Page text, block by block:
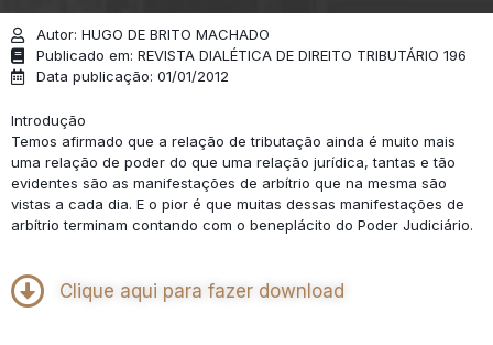
Autor: HUGO DE BRITO MACHADO
Publicado em: REVISTA DIALÉTICA DE DIREITO TRIBUTÁRIO 196
Data publicação: 01/01/2012
Introdução
Temos afirmado que a relação de tributação ainda é muito mais
uma relação de poder do que uma relação jurídica, tantas e tão
evidentes são as manifestações de arbítrio que na mesma são
vistas a cada dia. E o pior é que muitas dessas manifestações de
arbítrio terminam contando com o beneplácito do Poder Judiciário.
Clique aqui para fazer download